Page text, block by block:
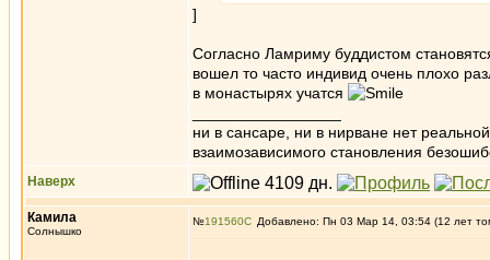
]
Согласно Ламриму буддистом
вошел то часто индивид очень плохо
в монастырях учатся
ни в сансаре, ни в нирване нет
взаимозависимого становления
Наверх
Камила
Солнышко
№191560 Добавлено: Пн 03 Мар 14, 03:54 (12 лет